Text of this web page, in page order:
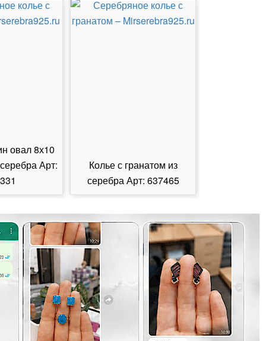
овал 8х10
Арт:
Колье с гранатом из
серебра Арт: 637465